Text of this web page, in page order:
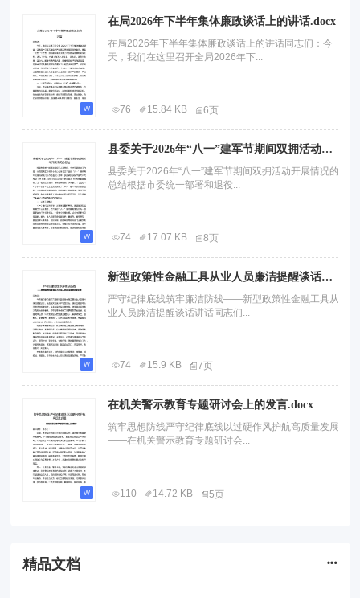
在局2026年下半年集体廉政谈话上的讲话.docx
在局2026年下半年集体廉政谈话上的讲话同志们：今
天，我们在这里召开全局2026年下...
76 15.84 KB 6页
县委关于2026年“八一”建军节期间双拥活动开展情况的总结.docx
县委关于2026年“八一”建军节期间双拥活动开展情况的
总结根据市委统一部署和退役...
74 17.07 KB 8页
新型政策性金融工具从业人员廉洁提醒谈话讲话.docx
严守纪律底线筑牢廉洁防线——新型政策性金融工具从
业人员廉洁提醒谈话讲话同志们...
74 15.9 KB 7页
在机关警示教育专题研讨会上的发言.docx
筑牢思想防线严守纪律底线以过硬作风护航高质量发展
——在机关警示教育专题研讨会...
110 14.72 KB 5页
精品文档